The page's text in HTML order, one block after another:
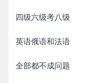
四级六级考八级
英语俄语和法语
全部都不成问题